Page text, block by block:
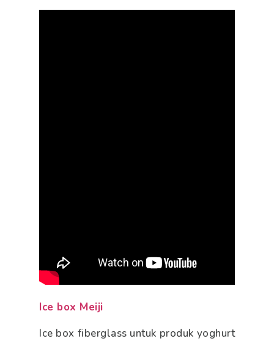
Ice box Meiji
Ice box fiberglass untuk produk yoghurt